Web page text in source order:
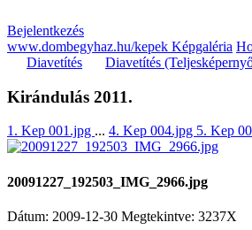
Bejelentkezés
www.dombegyhaz.hu/kepek Képgaléria
Diavetítés
Diavetítés
Kirándulás 2011.
1. Kep 001.jpg ... 4. Kep 004.jpg 5. Kep
20091227_192503_IMG_2966.jpg
Dátum: 2009-12-30 Megtekintve: 3237X